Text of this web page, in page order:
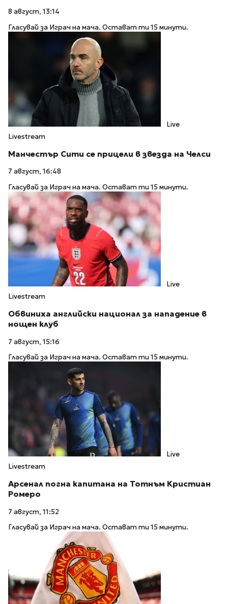
8 август, 13:14
Гласувай за Играч на мача. Остават ти 15 минути.
Live
Livestream
Манчестър Сити се прицели в звезда на Челси
7 август, 16:48
Гласувай за Играч на мача. Остават ти 15 минути.
Live
Livestream
Обвиниха английски национал за нападение в
нощен клуб
7 август, 15:16
Гласувай за Играч на мача. Остават ти 15 минути.
Live
Livestream
Арсенал погна капитана на Тотнъм Кристиан
Ромеро
7 август, 11:52
Гласувай за Играч на мача. Остават ти 15 минути.